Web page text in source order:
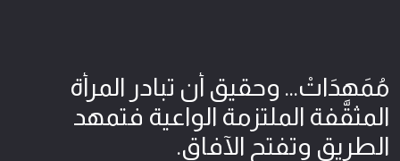
مُمَهِدَاتْ... وحقيق أن تبادر المرأة
المثقّفة الملتزمة الواعية فتمهد
الطريق وتفتح الآفاق.